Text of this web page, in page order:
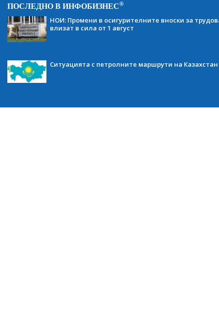
ПОСЛЕДНО В ИНФОБИЗНЕС®
НОИ: Промени в осигурителните вноски за
влизат в сила от 1 август
Ситуацията с петролните маршрути на Казахстан